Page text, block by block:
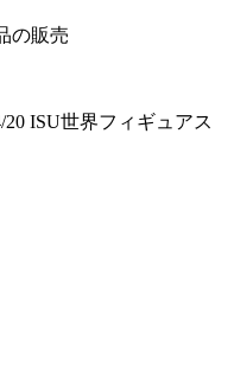
の販売
20 ISU世界フィギュアス